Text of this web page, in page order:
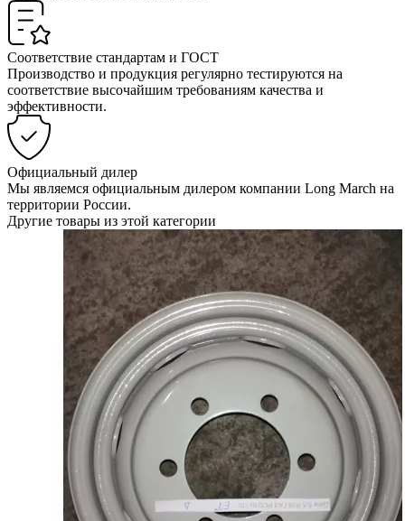
Соответствие стандартам и ГОСТ
Производство и продукция регулярно тестируются на
соответствие высочайшим требованиям качества и
эффективности.
Официальный дилер
Мы являемся официальным дилером компании Long March на
территории России.
Другие товары из этой категории